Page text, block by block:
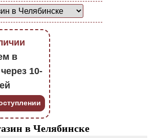
в
10-
в Челябинске